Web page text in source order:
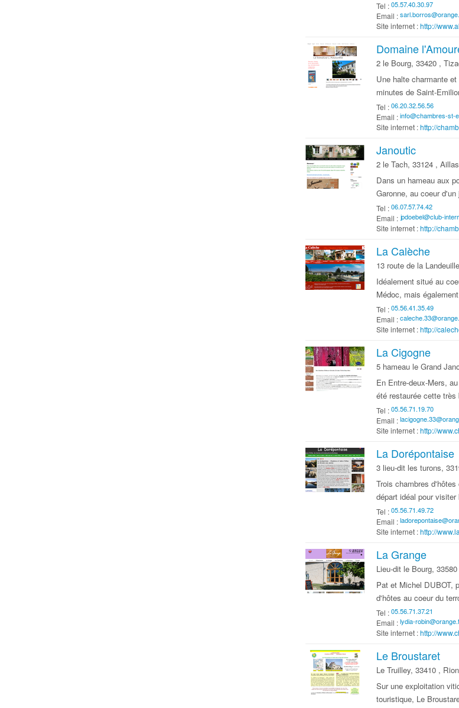
Tel :
Email :
Site internet :http://
Domaine
2 le Bourg, 33420 ,
Une halte charmante
minutes de Saint-
Tel :
Email :
Site internet :http://
Janoutic
2 le Tach, 33124 , Aillas
Dans un hameau aux
Garonne, au coeur
Tel :
Email :
Site internet :http://
La Calèche
13 route de la
Idéalement situé au
Médoc, mais
Tel :
Email :
Site internet :http://
La Cigogne
5 hameau le Grand
En Entre-deux-Mers,
été restaurée cette très
Tel :
Email :
Site internet :http://
La Dorépontaise
3 lieu-dit les turons,
Trois chambres
départ idéal pour
Tel :
Email :
Site internet :http://
La Grange
Lieu-dit le Bourg,
Pat et Michel DUBOT,
d'hôtes au coeur du
Tel :
Email :
Site internet :http://
Le Broustaret
Le Truilley, 33410 ,
Sur une exploitation
touristique, Le